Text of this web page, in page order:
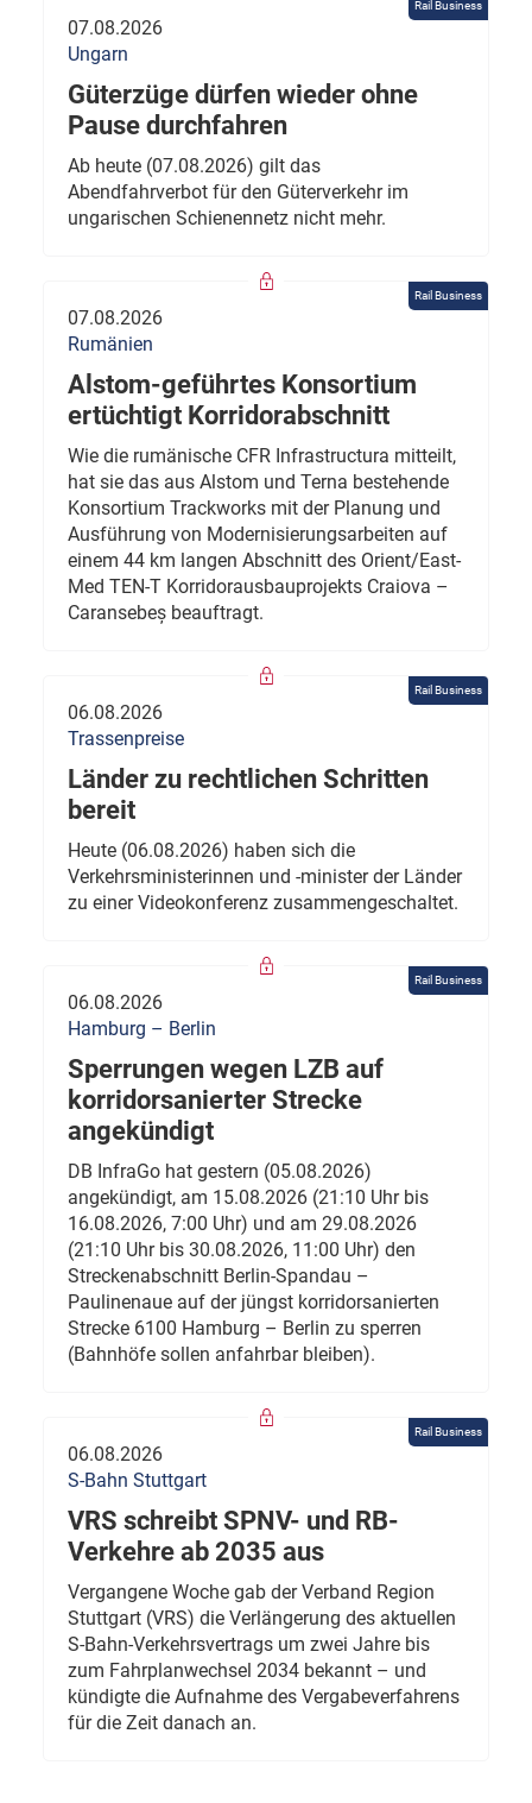
Rail Business
07.08.2026
Ungarn
Güterzüge dürfen wieder ohne
Pause durchfahren
Ab heute (07.08.2026) gilt das
Abendfahrverbot für den Güterverkehr im
ungarischen Schienennetz nicht mehr.
Rail Business
07.08.2026
Rumänien
Alstom-geführtes Konsortium
ertüchtigt Korridorabschnitt
Wie die rumänische CFR Infrastructura mitteilt,
hat sie das aus Alstom und Terna bestehende
Konsortium Trackworks mit der Planung und
Ausführung von Modernisierungsarbeiten auf
einem 44 km langen Abschnitt des Orient/East-
Med TEN-T Korridorausbauprojekts Craiova –
Caransebeș beauftragt.
Rail Business
06.08.2026
Trassenpreise
Länder zu rechtlichen Schritten
bereit
Heute (06.08.2026) haben sich die
Verkehrsministerinnen und -minister der Länder
zu einer Videokonferenz zusammengeschaltet.
Rail Business
06.08.2026
Hamburg – Berlin
Sperrungen wegen LZB auf
korridorsanierter Strecke
angekündigt
DB InfraGo hat gestern (05.08.2026)
angekündigt, am 15.08.2026 (21:10 Uhr bis
16.08.2026, 7:00 Uhr) und am 29.08.2026
(21:10 Uhr bis 30.08.2026, 11:00 Uhr) den
Streckenabschnitt Berlin-Spandau –
Paulinenaue auf der jüngst korridorsanierten
Strecke 6100 Hamburg – Berlin zu sperren
(Bahnhöfe sollen anfahrbar bleiben).
Rail Business
06.08.2026
S-Bahn Stuttgart
VRS schreibt SPNV- und RB-
Verkehre ab 2035 aus
Vergangene Woche gab der Verband Region
Stuttgart (VRS) die Verlängerung des aktuellen
S-Bahn-Verkehrsvertrags um zwei Jahre bis
zum Fahrplanwechsel 2034 bekannt – und
kündigte die Aufnahme des Vergabeverfahrens
für die Zeit danach an.